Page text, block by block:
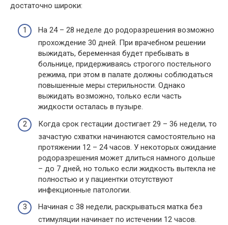
достаточно широки:
На 24 – 28 неделе до родоразрешения возможно
прохождение 30 дней. При врачебном решении
выжидать, беременная будет пребывать в
больнице, придерживаясь строгого постельного
режима, при этом в палате должны соблюдаться
повышенные меры стерильности. Однако
выжидать возможно, только если часть
жидкости осталась в пузыре.
Когда срок гестации достигает 29 – 36 недели, то
зачастую схватки начинаются самостоятельно на
протяжении 12 – 24 часов. У некоторых ожидание
родоразрешения может длиться намного дольше
– до 7 дней, но только если жидкость вытекла не
полностью и у пациентки отсутствуют
инфекционные патологии.
Начиная с 38 недели, раскрываться матка без
стимуляции начинает по истечении 12 часов.